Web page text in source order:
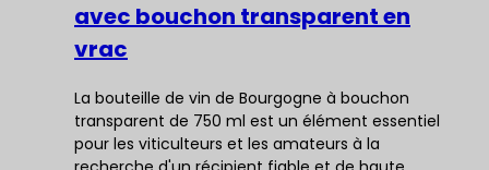
avec bouchon transparent en
vrac
La bouteille de vin de Bourgogne à bouchon
transparent de 750 ml est un élément essentiel
pour les viticulteurs et les amateurs à la